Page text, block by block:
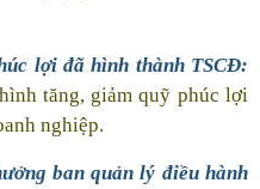
lợi đã hình thành TSCĐ:
tăng, giảm quỹ phúc lợi
nghiệp.
ban quản lý điều hành